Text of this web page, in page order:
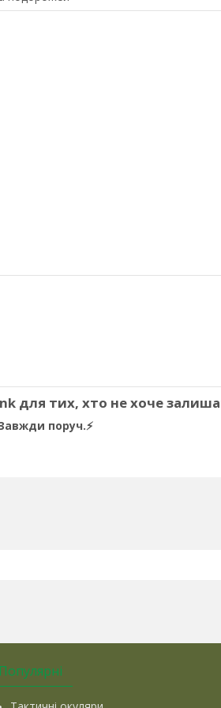
для тих, хто не хоче
поруч.⚡
Популярні